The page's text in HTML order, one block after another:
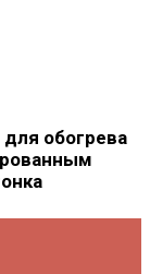
обогрева